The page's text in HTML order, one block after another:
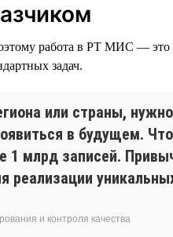
работа в РТ МИС —
задач.
или страны,
в будущем.
1 млрд записей.
реализации
и контроля качества